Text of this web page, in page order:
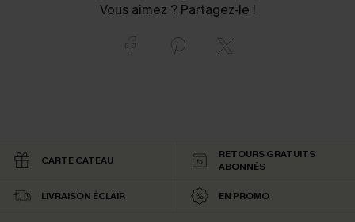
Vous aimez ? Partagez-le !
CARTE CATEAU
RETOURS GRATUITS
ABONNÉS
LIVRAISON ÉCLAIR EN PROMO